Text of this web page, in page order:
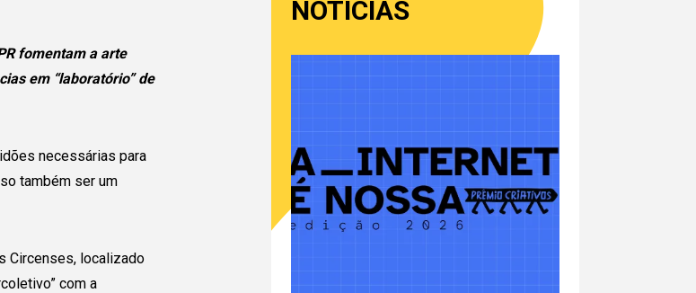
fomentam a arte
em “laboratório” de
necessárias para
também ser um
Circenses, localizado
com a
NOTÍCIAS